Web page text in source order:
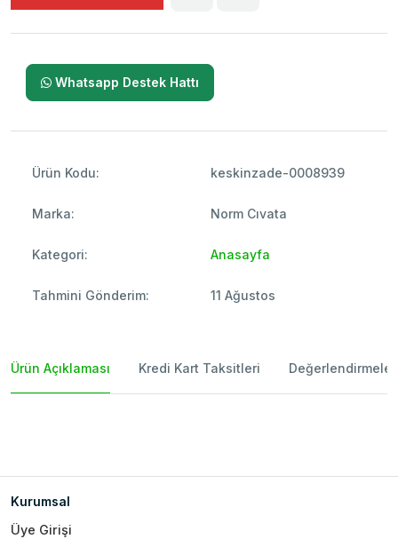
Whatsapp Destek Hattı
Ürün Kodu: keskinzade-0008939
Marka: Norm Cıvata
Kategori: Anasayfa
Tahmini Gönderim: 11 Ağustos
Ürün Açıklaması Kredi Kart Taksitleri Değerlendirmeler
Kurumsal
Üye Girişi